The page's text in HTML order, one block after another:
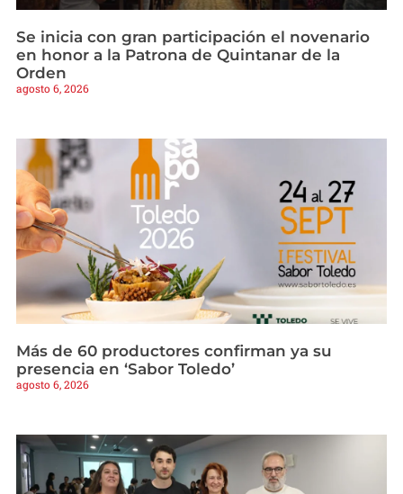
Se inicia con gran participación el novenario
en honor a la Patrona de Quintanar de la
Orden
agosto 6, 2026
Más de 60 productores confirman ya su
presencia en ‘Sabor Toledo’
agosto 6, 2026